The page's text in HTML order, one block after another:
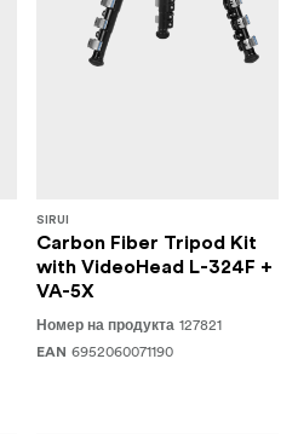
SIRUI
Carbon Fiber Tripod Kit
with VideoHead L-324F +
VA-5X
Номер на продукта 127821
EAN 6952060071190